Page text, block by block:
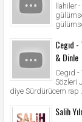
İlahiler
Cegıd
& Dinle
Cegıd
Sözleri
diye Sürdürücem rap
Salih